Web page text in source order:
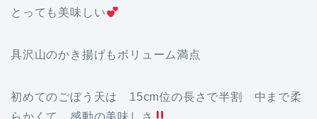
とっても美味しい
具沢山のかき揚げもボリューム満点
初めてのごぼう天は 15cm位の長さで半割 中まで柔